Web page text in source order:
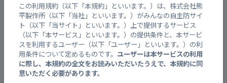
この利用規約（以下「本規約」といいます。）は、株式会社熊
平製作所（以下「当社」といいます。）がみんなの自主防サイ
ト（以下「当サイト」といいます。）上で提供するサービス
（以下「本サービス」といいます。）の提供条件と、本サービ
スを利用するユーザー（以下「ユーザー」といいます。）の利
用条件について定めるものです。 ユーザーは本サービスの利用
に際し、本規約の全文をお読みいただいたうえで、本規約に同
意いただく必要があります。
機能の追加リクエスト、企業・団体・自治体との
コラボレーション企画も承ります。
お問合せ内容【必須】